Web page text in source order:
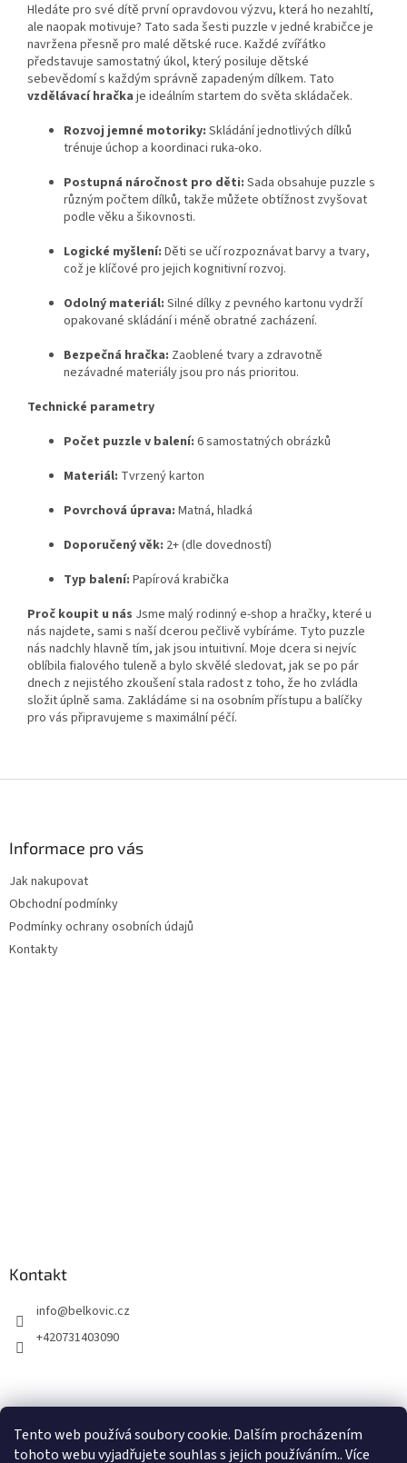
Tento web používá soubory cookie. Dalším procházením
tohoto webu vyjadřujete souhlas s jejich používáním.. Více
Hledáte pro své dítě první opravdovou výzvu, která ho nezahltí,
ale naopak motivuje? Tato sada šesti puzzle v jedné krabičce je
navržena přesně pro malé dětské ruce. Každé zvířátko
představuje samostatný úkol, který posiluje dětské
sebevědomí s každým správně zapadeným dílkem. Tato
vzdělávací hračka je ideálním startem do světa skládaček.
Rozvoj jemné motoriky: Skládání jednotlivých dílků
trénuje úchop a koordinaci ruka-oko.
Postupná náročnost pro děti: Sada obsahuje puzzle s
různým počtem dílků, takže můžete obtížnost zvyšovat
podle věku a šikovnosti.
Logické myšlení: Děti se učí rozpoznávat barvy a tvary,
což je klíčové pro jejich kognitivní rozvoj.
Odolný materiál: Silné dílky z pevného kartonu vydrží
opakované skládání i méně obratné zacházení.
Bezpečná hračka: Zaoblené tvary a zdravotně
nezávadné materiály jsou pro nás prioritou.
Technické parametry
Počet puzzle v balení: 6 samostatných obrázků
Materiál: Tvrzený karton
Povrchová úprava: Matná, hladká
Doporučený věk: 2+ (dle dovedností)
Typ balení: Papírová krabička
Proč koupit u nás Jsme malý rodinný e-shop a hračky, které u
nás najdete, sami s naší dcerou pečlivě vybíráme. Tyto puzzle
nás nadchly hlavně tím, jak jsou intuitivní. Moje dcera si nejvíc
oblíbila fialového tuleně a bylo skvělé sledovat, jak se po pár
dnech z nejistého zkoušení stala radost z toho, že ho zvládla
složit úplně sama. Zakládáme si na osobním přístupu a balíčky
pro vás připravujeme s maximální péčí.
Informace pro vás
Jak nakupovat
Obchodní podmínky
Podmínky ochrany osobních údajů
Kontakty
Kontakt
info@belkovic.cz
+420731403090